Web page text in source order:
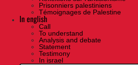
Prisonniers palestiniens
Témoignages de Palestine
In english
Call
To understand
Analysis and debate
Statement
Testimony
In israel